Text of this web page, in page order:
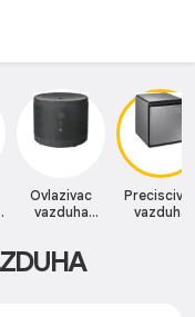
Ovlazivac
vazduha
vazduha